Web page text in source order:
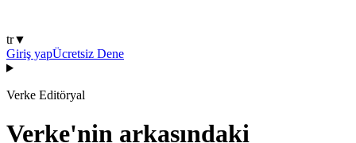
tr▼
Giriş yapÜcretsiz Dene
Verke Editöryal
Verke'nin arkasındaki